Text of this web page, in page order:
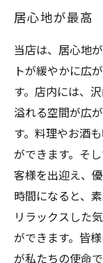
居心地が最高
当店は、居心地
トが緩やかに広
す。店内には、
溢れる空間が広
す。料理やお酒
ができます。そ
客様を出迎え、
時間になると、
リラックスした
ができます。皆
が私たちの使命